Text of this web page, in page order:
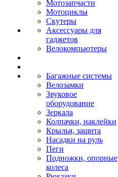
Мотозапчасти
Мотоциклы
Скутеры
Аксессуары для
гаджетов
Велокомпьютеры
Багажные системы
Велозамки
Звуковое
оборудование
Зеркала
Колпачки, наклейки
Крылья, защита
Насадки на руль
Пеги
Подножки, опорные
колеса